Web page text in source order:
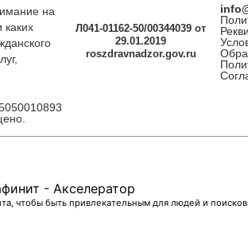
на
Л041-01162-50/00344039 от
29.01.2019
roszdravnadzor.gov.ru
- Акселератор
чтобы быть привлекательным для людей и